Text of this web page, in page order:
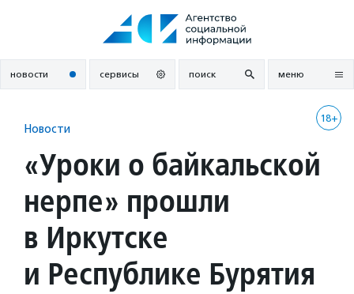
новости сервисы поиск меню
18+
Новости
«Уроки о байкальской
нерпе» прошли
в Иркутске
и Республике Бурятия